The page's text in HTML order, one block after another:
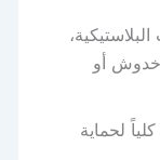
خدوش أو
لحماية